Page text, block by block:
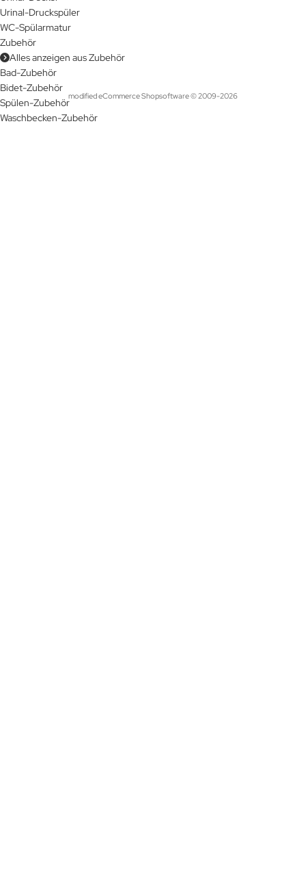
Urinal-Druckspüler
WC-Spülarmatur
Zubehör
Alles anzeigen aus Zubehör
Bad-Zubehör
Bidet-Zubehör
Spülen-Zubehör
Waschbecken-Zubehör
modified eCommerce Shopsoftware © 2009-2026